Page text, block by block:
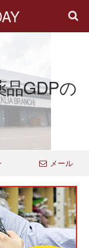
GDPの
メール